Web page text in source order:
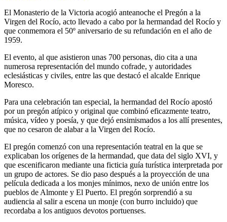
El Monasterio de la Victoria acogió anteanoche el Pregón a la
Virgen del Rocío, acto llevado a cabo por la hermandad del Rocío y
que conmemora el 50º aniversario de su refundación en el año de
1959.
El evento, al que asistieron unas 700 personas, dio cita a una
numerosa representación del mundo cofrade, y autoridades
eclesiásticas y civiles, entre las que destacó el alcalde Enrique
Moresco.
Para una celebración tan especial, la hermandad del Rocío apostó
por un pregón atípico y original que combinó eficazmente teatro,
música, vídeo y poesía, y que dejó ensimismados a los allí presentes,
que no cesaron de alabar a la Virgen del Rocío.
El pregón comenzó con una representación teatral en la que se
explicaban los orígenes de la hermandad, que data del siglo XVI, y
que escenificaron mediante una ficticia guía turística interpretada por
un grupo de actores. Se dio paso después a la proyección de una
película dedicada a los monjes mínimos, nexo de unión entre los
pueblos de Almonte y El Puerto. El pregón sorprendió a su
audiencia al salir a escena un monje (con burro incluido) que
recordaba a los antiguos devotos portuenses.